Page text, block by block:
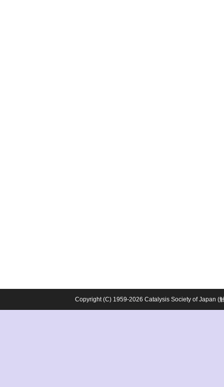
Copyright (C) 1959-2026 Catalysis Society of Japan (